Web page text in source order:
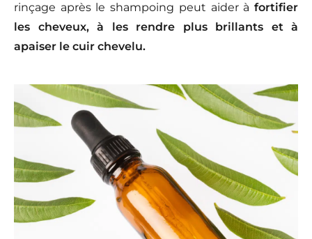
rinçage après le shampoing peut aider à fortifier
les cheveux, à les rendre plus brillants et à
apaiser le cuir chevelu.